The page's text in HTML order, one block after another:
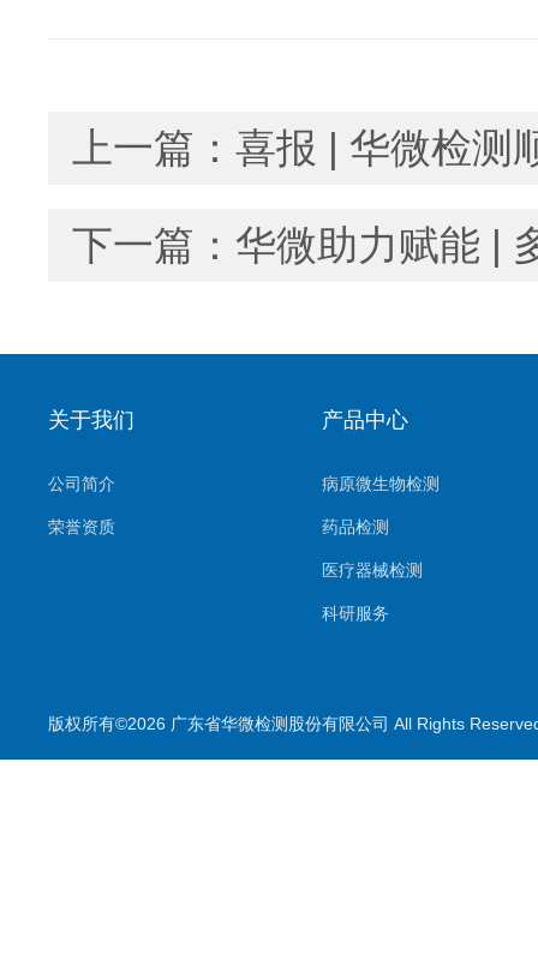
上一篇： 喜报 | 华微检测
下一篇： 华微助力赋能 |
关于我们
公司简介
荣誉资质
产品中心
病原微生物检测
药品检测
医疗器械检测
科研服务
版权所有©2026 广东省华微检测股份有限公司 All Rights